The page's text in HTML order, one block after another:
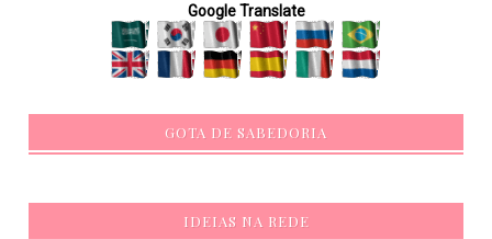
Google Translate
GOTA DE SABEDORIA
IDEIAS NA REDE